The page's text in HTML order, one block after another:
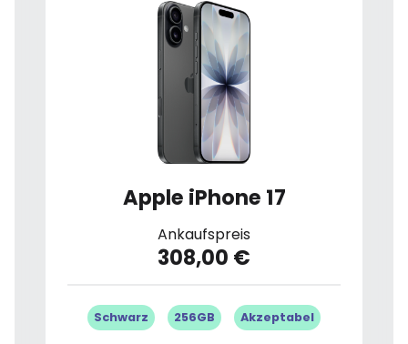
Apple iPhone 17
Ankaufspreis
308,00 €
Schwarz 256GB Akzeptabel